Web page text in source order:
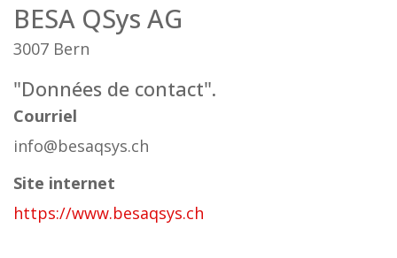
BESA QSys AG
3007 Bern
"Données de contact".
Courriel
info@besaqsys.ch
Site internet
https://www.besaqsys.ch